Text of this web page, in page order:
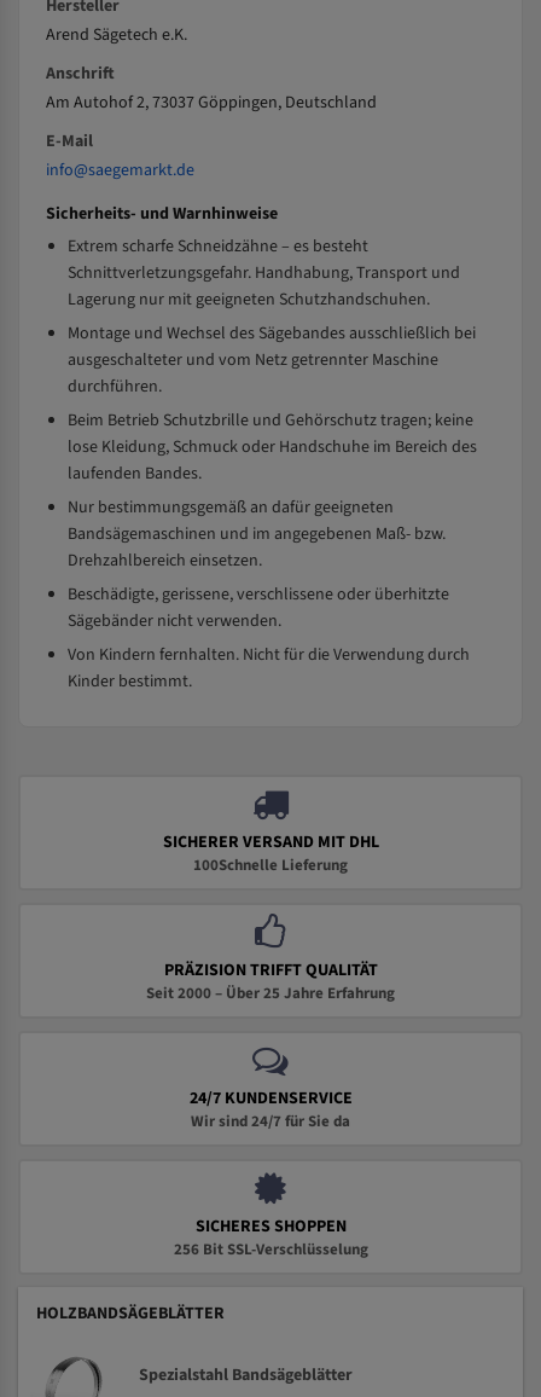
Hersteller
Arend Sägetech e.K.
Anschrift
Am Autohof 2, 73037 Göppingen, Deutschland
E-Mail
info@saegemarkt.de
Sicherheits- und Warnhinweise
Extrem scharfe Schneidzähne – es besteht
Schnittverletzungsgefahr. Handhabung, Transport und
Lagerung nur mit geeigneten Schutzhandschuhen.
Montage und Wechsel des Sägebandes ausschließlich bei
ausgeschalteter und vom Netz getrennter Maschine
durchführen.
Beim Betrieb Schutzbrille und Gehörschutz tragen; keine
lose Kleidung, Schmuck oder Handschuhe im Bereich des
laufenden Bandes.
Nur bestimmungsgemäß an dafür geeigneten
Bandsägemaschinen und im angegebenen Maß- bzw.
Drehzahlbereich einsetzen.
Beschädigte, gerissene, verschlissene oder überhitzte
Sägebänder nicht verwenden.
Von Kindern fernhalten. Nicht für die Verwendung durch
Kinder bestimmt.
SICHERER VERSAND MIT DHL
100Schnelle Lieferung
PRÄZISION TRIFFT QUALITÄT
Seit 2000 – Über 25 Jahre Erfahrung
24/7 KUNDENSERVICE
Wir sind 24/7 für Sie da
SICHERES SHOPPEN
256 Bit SSL-Verschlüsselung
HOLZBANDSÄGEBLÄTTER
Spezialstahl Bandsägeblätter